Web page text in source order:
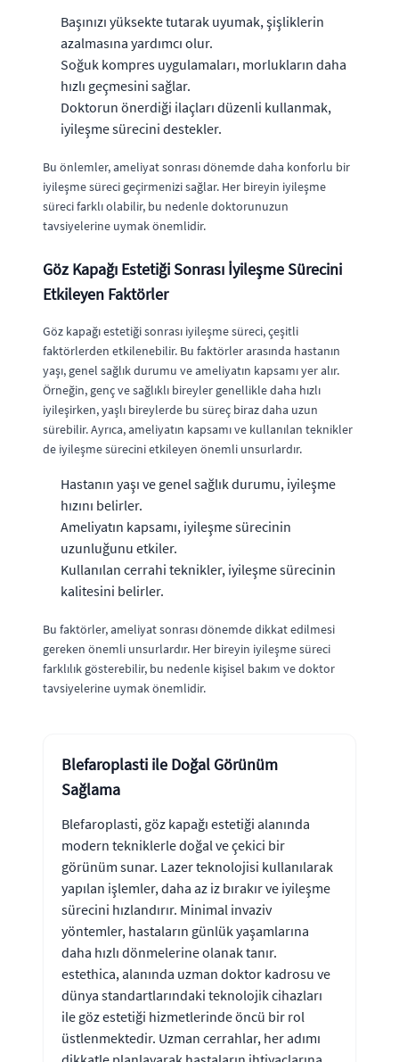
Başınızı yüksekte tutarak uyumak, şişliklerin
azalmasına yardımcı olur.
Soğuk kompres uygulamaları, morlukların daha
hızlı geçmesini sağlar.
Doktorun önerdiği ilaçları düzenli kullanmak,
iyileşme sürecini destekler.
Bu önlemler, ameliyat sonrası dönemde daha konforlu bir
iyileşme süreci geçirmenizi sağlar. Her bireyin iyileşme
süreci farklı olabilir, bu nedenle doktorunuzun
tavsiyelerine uymak önemlidir.
Göz Kapağı Estetiği Sonrası İyileşme Sürecini
Etkileyen Faktörler
Göz kapağı estetiği sonrası iyileşme süreci, çeşitli
faktörlerden etkilenebilir. Bu faktörler arasında hastanın
yaşı, genel sağlık durumu ve ameliyatın kapsamı yer alır.
Örneğin, genç ve sağlıklı bireyler genellikle daha hızlı
iyileşirken, yaşlı bireylerde bu süreç biraz daha uzun
sürebilir. Ayrıca, ameliyatın kapsamı ve kullanılan teknikler
de iyileşme sürecini etkileyen önemli unsurlardır.
Hastanın yaşı ve genel sağlık durumu, iyileşme
hızını belirler.
Ameliyatın kapsamı, iyileşme sürecinin
uzunluğunu etkiler.
Kullanılan cerrahi teknikler, iyileşme sürecinin
kalitesini belirler.
Bu faktörler, ameliyat sonrası dönemde dikkat edilmesi
gereken önemli unsurlardır. Her bireyin iyileşme süreci
farklılık gösterebilir, bu nedenle kişisel bakım ve doktor
tavsiyelerine uymak önemlidir.
Blefaroplasti ile Doğal Görünüm
Sağlama
Blefaroplasti, göz kapağı estetiği alanında
modern tekniklerle doğal ve çekici bir
görünüm sunar. Lazer teknolojisi kullanılarak
yapılan işlemler, daha az iz bırakır ve iyileşme
sürecini hızlandırır. Minimal invaziv
yöntemler, hastaların günlük yaşamlarına
daha hızlı dönmelerine olanak tanır.
estethica, alanında uzman doktor kadrosu ve
dünya standartlarındaki teknolojik cihazları
ile göz estetiği hizmetlerinde öncü bir rol
üstlenmektedir. Uzman cerrahlar, her adımı